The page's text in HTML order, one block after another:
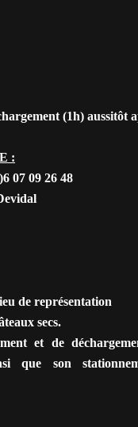
(1h) aussitôt
:
07 09 26 48
de représentation
secs.
et de
que son